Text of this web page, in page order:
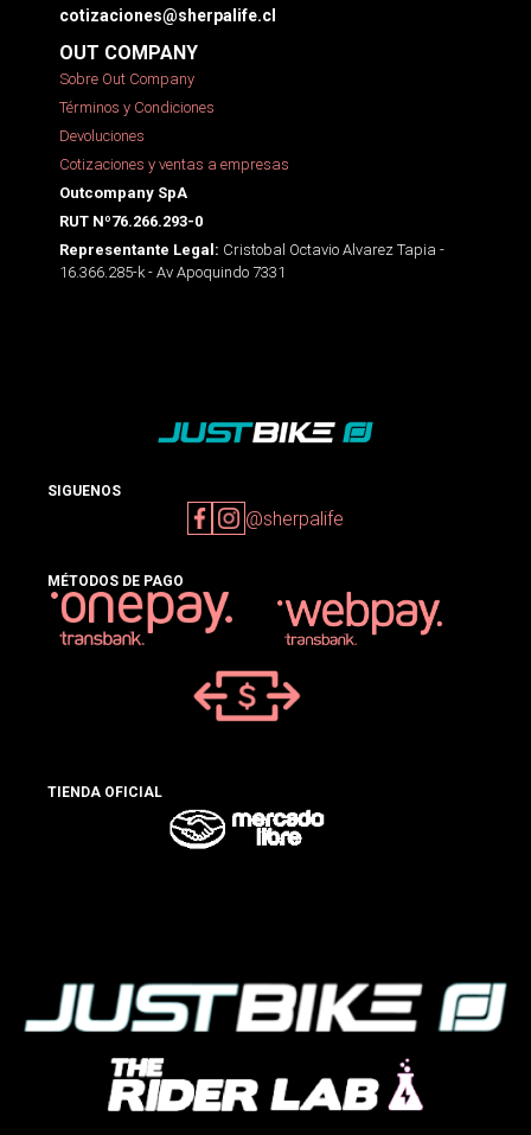
cotizaciones@sherpalife.cl
OUT COMPANY
Sobre Out Company
Términos y Condiciones
Devoluciones
Cotizaciones y ventas a empresas
Outcompany SpA
RUT Nº76.266.293-0
Representante Legal: Cristobal Octavio Alvarez Tapia -
16.366.285-k - Av Apoquindo 7331
SIGUENOS
@sherpalife
MÉTODOS DE PAGO
TIENDA OFICIAL